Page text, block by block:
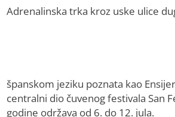
Adrenalinska trka kroz uske ulice
španskom jeziku poznata kao
centralni dio čuvenog festivala San
godine održava od 6. do 12. jula.